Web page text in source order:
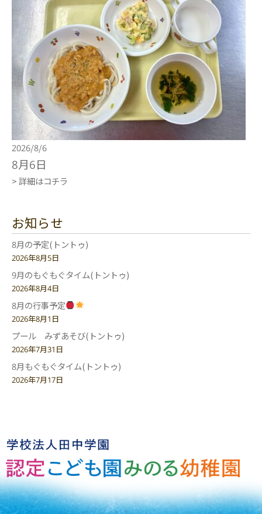
2026/8/6
8月6日
> 詳細はコチラ
お知らせ
8月の予定(トントゥ)
2026年8月5日
9月のもぐもぐタイム(トントゥ)
2026年8月4日
8月の行事予定
2026年8月1日
プール みずあそび(トントゥ)
2026年7月31日
8月もぐもぐタイム(トントゥ)
2026年7月17日